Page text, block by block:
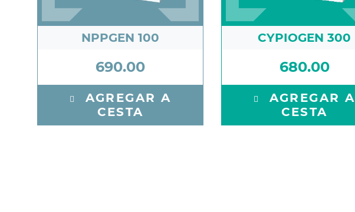
NPPGEN 100
690.00
AGREGAR A
CESTA
CYPIOGEN 300
680.00
AGREGAR A
CESTA